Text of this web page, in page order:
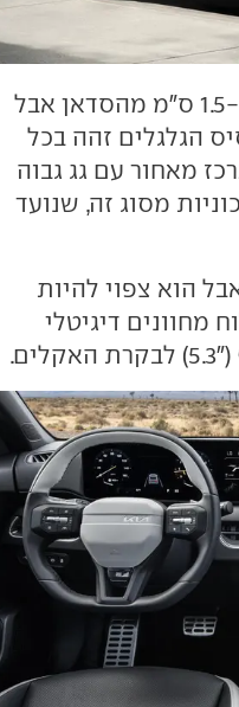
עם 469.5 ס"מ לאורך, הסטיישן קצרה ב-1.5 ס"מ מהסדאן אבל
הגלגלים זהה בכל
מתרכז מאחור עם גג גבוה
מסוג זה, שנועד
הוא צפוי להיות
מחוונים דיגיטלי